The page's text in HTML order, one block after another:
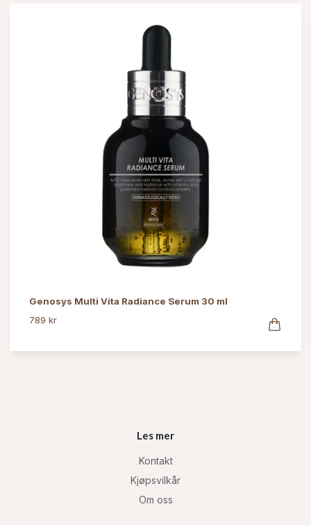
Genosys Multi Vita Radiance Serum 30 ml
789 kr
Les mer
Kontakt
Kjøpsvilkår
Om oss